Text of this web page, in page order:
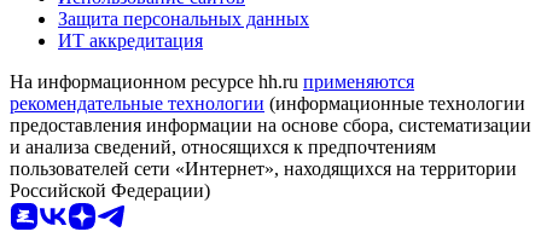
Защита персональных данных
ИТ аккредитация
На информационном ресурсе hh.ru применяются
рекомендательные технологии (информационные технологии
предоставления информации на основе сбора, систематизации
и анализа сведений, относящихся к предпочтениям
пользователей сети «Интернет», находящихся на территории
Российской Федерации)